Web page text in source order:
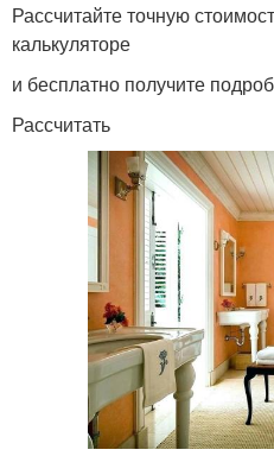
Рассчитайте точную
калькуляторе
и бесплатно получите
Рассчитать